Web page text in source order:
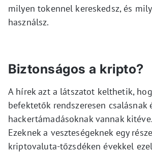
milyen tokennel kereskedsz, és
használsz.
Biztonságos a kripto?
A hírek azt a látszatot kelthetik,
befektetők rendszeresen csalásnak
hackertámadásoknak vannak kitéve.
Ezeknek a veszteségeknek egy
kriptovaluta-tőzsdéken évekkel